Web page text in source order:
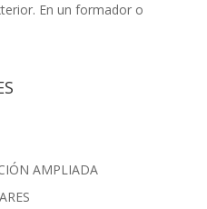
En un formador o
AMPLIADA